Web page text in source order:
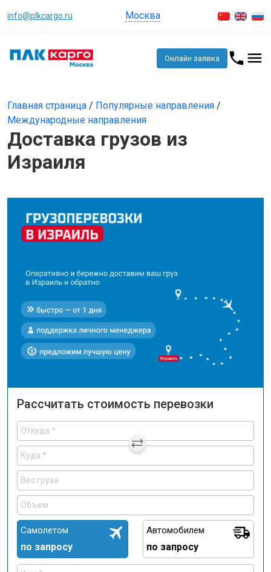
info@plkcargo.ru Москва
Онлайн заявка
Главная страница / Популярные направления /
Международные направления
Доставка грузов из
Израиля
Рассчитать стоимость перевозки
Самолетом
по запросу
Автомобилем
по запросу